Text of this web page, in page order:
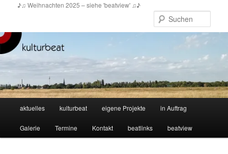
springen
springen
♪♫ Weihnachten 2025 – siehe 'beatview' ♫♪
aktuelles kulturbeat eigene Projekte in Auftrag
Galerie Termine Kontakt beatlinks beatview